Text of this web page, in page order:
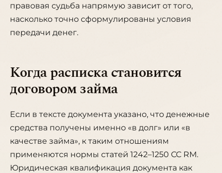
правовая судьба напрямую зависит от того,
насколько точно сформулированы условия
передачи денег.
Когда расписка становится
договором займа
Если в тексте документа указано, что денежные
средства получены именно «в долг» или «в
качестве займа», к таким отношениям
применяются нормы статей 1242–1250 CC RM.
Юридическая квалификация документа как